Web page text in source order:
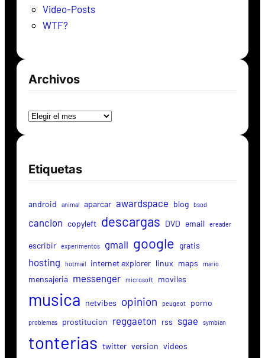
Video-Posts
WTF?
Archivos
Etiquetas
android animal aparcar awardspace blog bsod
cancion copyleft descargas DVD email ereader
escribir experimentos gmail google gratis
hosting hotmail internet explorer linux maps mario
mensajeria messenger microsoft moviles
musica netvibes opinion peugeot porno
problemas prostitucion reggaeton rss sgae symbian
tonterias twitter version videos